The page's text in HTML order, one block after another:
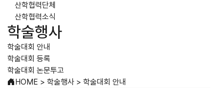
산학협력단체
산학협력소식
학술행사
학술대회 안내
학술대회 등록
학술대회 논문투고
HOME > 학술행사 > 학술대회 안내